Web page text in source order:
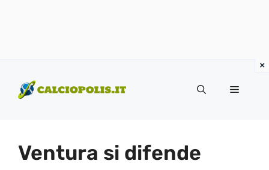
contenuto
Menu
Ventura si difende